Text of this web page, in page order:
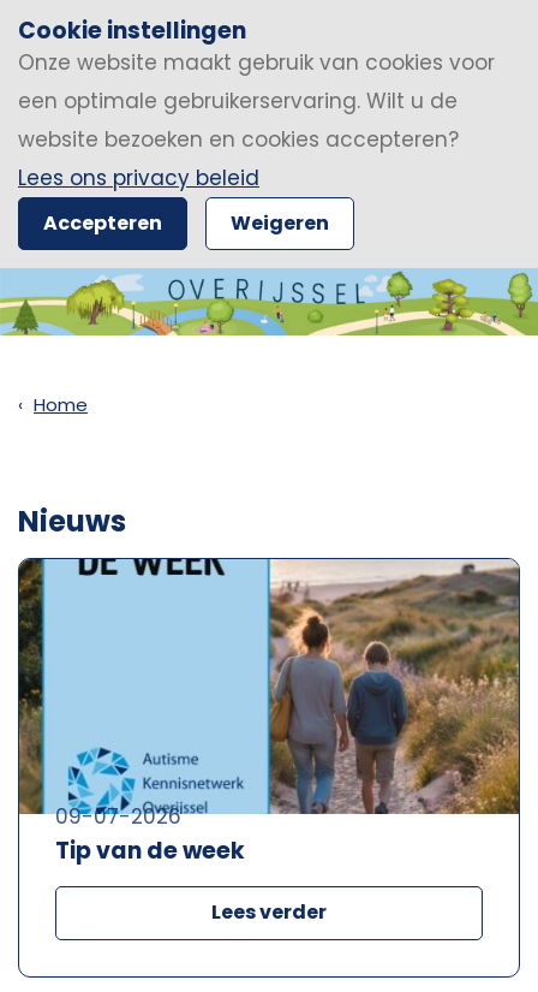
Cookie instellingen
Onze website maakt gebruik van cookies voor
een optimale gebruikerservaring. Wilt u de
website bezoeken en cookies accepteren?
Lees ons privacy beleid
Accepteren Weigeren
Home
Nieuws
Tip van de week
09-07-2026
Lees verder